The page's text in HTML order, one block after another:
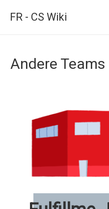
FR - CS Wiki
Andere Teams